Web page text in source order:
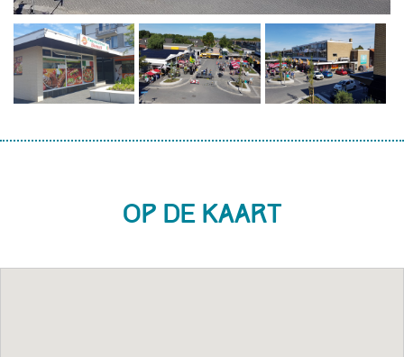
Op de kaart